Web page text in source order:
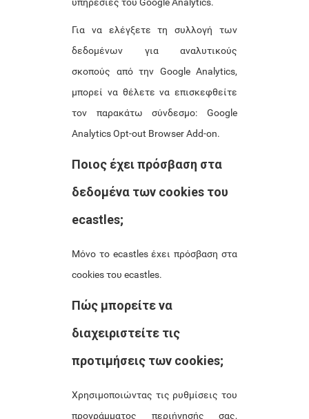
Για να ελέγξετε τη συλλογή των
δεδομένων για αναλυτικούς
σκοπούς από την Google Analytics,
μπορεί να θέλετε να επισκεφθείτε
τον παρακάτω σύνδεσμο: Google
Analytics Opt-out Browser Add-on.
Ποιος έχει πρόσβαση στα
δεδομένα των cookies του
ecastles;
Μόνο το ecastles έχει πρόσβαση στα
cookies του ecastles.
Πώς μπορείτε να
διαχειριστείτε τις
προτιμήσεις των cookies;
Χρησιμοποιώντας τις ρυθμίσεις του
προγράμματος περιήγησής σας,